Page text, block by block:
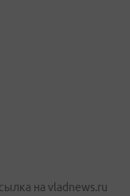
на vladnews.ru